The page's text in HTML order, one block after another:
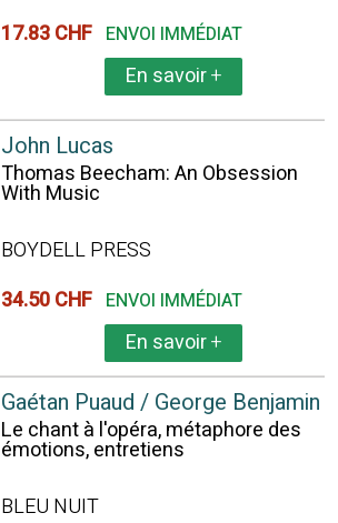
17.83 CHF ENVOI IMMÉDIAT
En savoir+
John Lucas
Thomas Beecham: An Obsession
With Music
BOYDELL PRESS
34.50 CHF ENVOI IMMÉDIAT
En savoir+
Gaétan Puaud / George Benjamin
Le chant à l'opéra, métaphore des
émotions, entretiens
BLEU NUIT